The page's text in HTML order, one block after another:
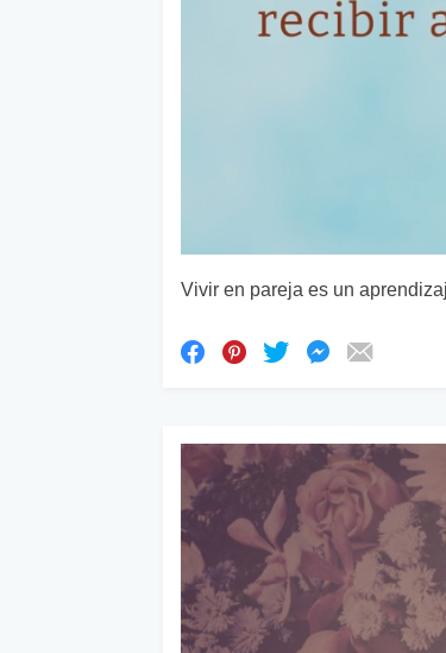
Vivir en pareja es un